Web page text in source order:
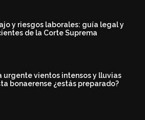
y riesgos laborales: guía legal y
de la Corte Suprema
vientos intensos y lluvias
bonaerense ¿estás preparado?